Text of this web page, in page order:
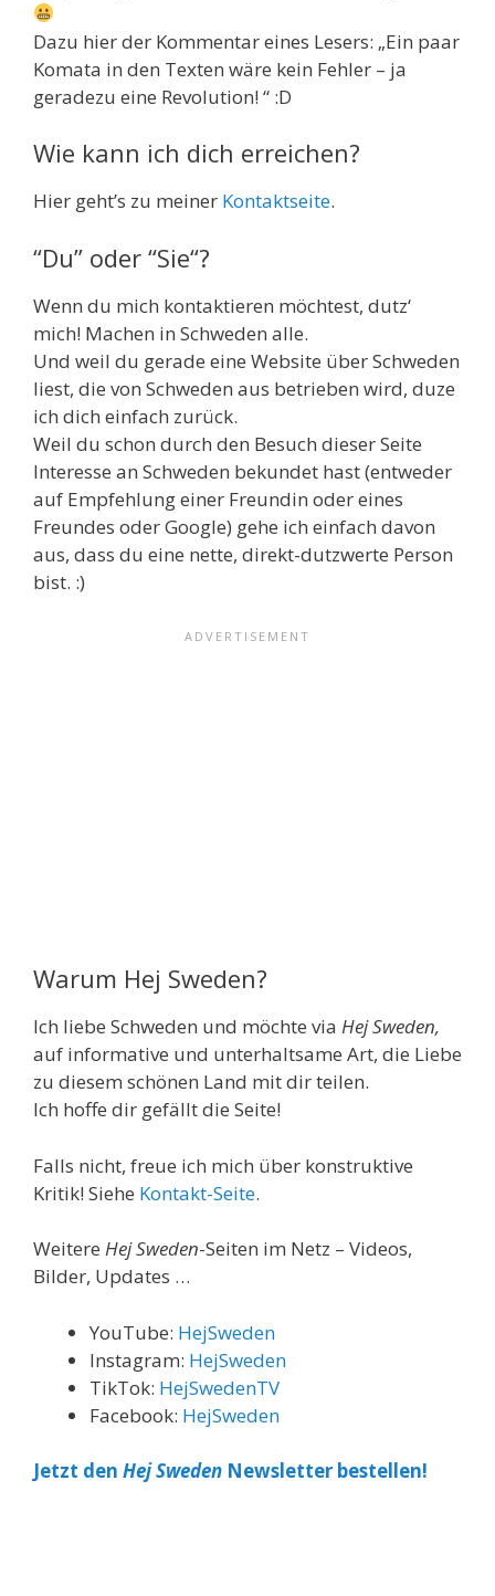
Dazu hier der Kommentar eines Lesers: „Ein paar
Komata in den Texten wäre kein Fehler – ja
geradezu eine Revolution! “ :D
Wie kann ich dich erreichen?
Hier geht’s zu meiner Kontaktseite.
“Du” oder “Sie“?
Wenn du mich kontaktieren möchtest, dutz‘
mich! Machen in Schweden alle.
Und weil du gerade eine Website über Schweden
liest, die von Schweden aus betrieben wird, duze
ich dich einfach zurück.
Weil du schon durch den Besuch dieser Seite
Interesse an Schweden bekundet hast (entweder
auf Empfehlung einer Freundin oder eines
Freundes oder Google) gehe ich einfach davon
aus, dass du eine nette, direkt-dutzwerte Person
bist. :)
Warum Hej Sweden?
Ich liebe Schweden und möchte via Hej Sweden,
auf informative und unterhaltsame Art, die Liebe
zu diesem schönen Land mit dir teilen.
Ich hoffe dir gefällt die Seite!
Falls nicht, freue ich mich über konstruktive
Kritik! Siehe Kontakt-Seite.
Weitere Hej Sweden-Seiten im Netz – Videos,
Bilder, Updates …
YouTube: HejSweden
Instagram: HejSweden
TikTok: HejSwedenTV
Facebook: HejSweden
Jetzt den Hej Sweden Newsletter bestellen!